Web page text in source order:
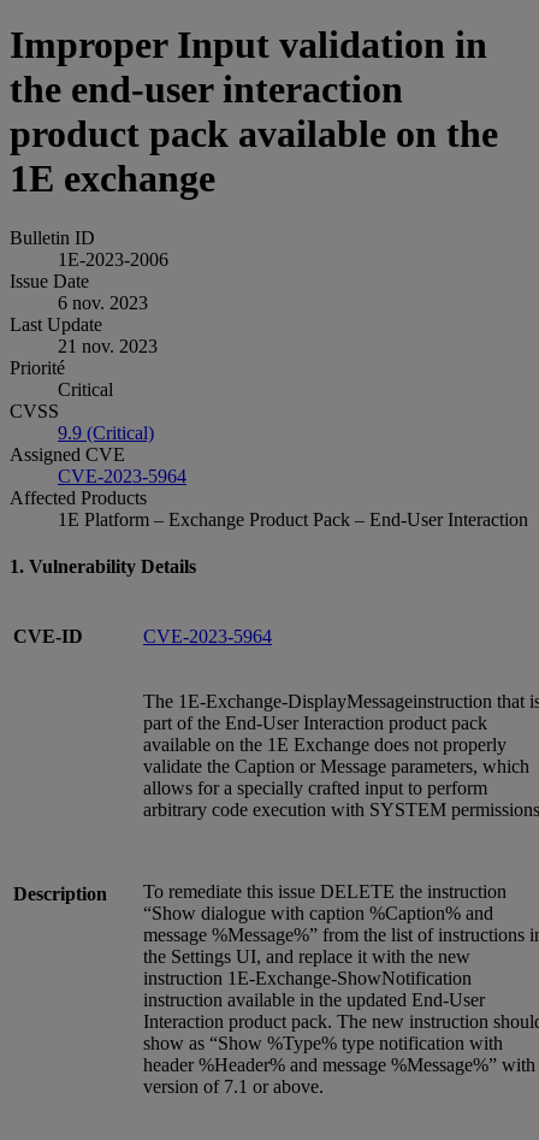
Improper Input validation in
the end-user interaction
product pack available on the
1E exchange
Bulletin ID
1E-2023-2006
Issue Date
6 nov. 2023
Last Update
21 nov. 2023
Priorité
Critical
CVSS
9.9 (Critical)
Assigned CVE
CVE-2023-5964
Affected Products
1E Platform – Exchange Product Pack – End-User Interaction
1. Vulnerability Details
CVE-ID CVE-2023-5964
Description
The 1E-Exchange-DisplayMessageinstruction that
part of the End-User Interaction product pack
available on the 1E Exchange does not properly
validate the Caption or Message parameters, which
allows for a specially crafted input to perform
arbitrary code execution with SYSTEM
To remediate this issue DELETE the instruction
“Show dialogue with caption %Caption% and
message %Message%” from the list of instructions
the Settings UI, and replace it with the new
instruction 1E-Exchange-ShowNotification
instruction available in the updated End-User
Interaction product pack. The new instruction
show as “Show %Type% type notification with
header %Header% and message %Message%” with
version of 7.1 or above.